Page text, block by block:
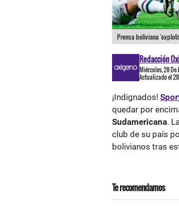
Prensa boliviana
Redacción
Miércoles, 28 De
Actualizado el
¡Indignados!
quedar por
Sudamericana.
club de su país
bolivianos tras
Te recomendamos